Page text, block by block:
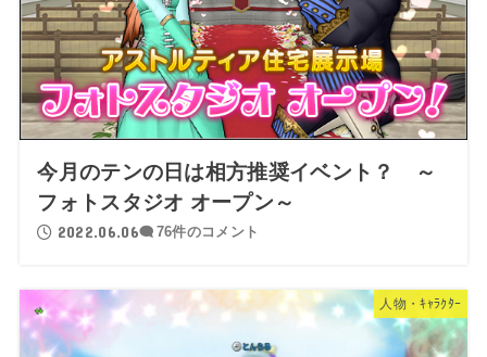
今月のテンの日は相方推奨イベント？ ～
フォトスタジオ オープン～
2022.06.06 76件のコメント
人物・ｷｬﾗｸﾀｰ